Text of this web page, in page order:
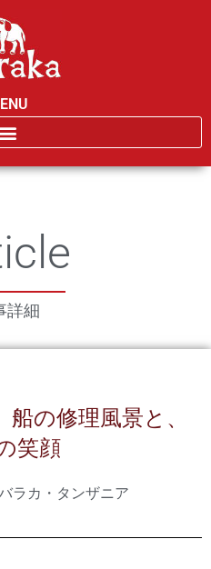
詳細
の修理風景と、
笑顔
ラカ・タンザニア